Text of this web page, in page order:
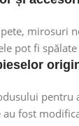
mirosuri
pot fi
pentru
au fost